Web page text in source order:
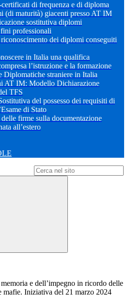
di frequenza e di diploma
(di maturità) giacenti presso AT IM
sostitutiva diplomi
professionali
dei diplomi conseguiti
in Italia una qualifica
l’istruzione e la formazione
Diplomatiche straniere in Italia
AT IM: Modello Dichiarazione
TFS
del possesso dei requisiti di
di Stato
firme sulla documentazione
all’estero
e dell’impegno in ricordo delle
mafie. Iniziativa del 21 marzo 2024